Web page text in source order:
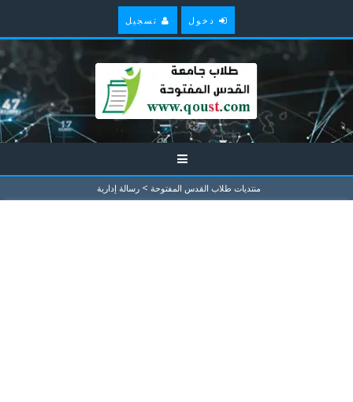
دخول تسجيل
منتديات طلاب القدس المفتوحة > رسالة إدارية